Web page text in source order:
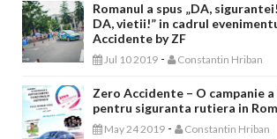
Romanul a spus „DA,
DA, vietii!” in cadrul
Accidente by ZF
Jul 10 2019 - Constantin Hriban
Zero Accidente – O campanie
pentru siguranta rutiera in
May 24 2019 - Constantin Hriban